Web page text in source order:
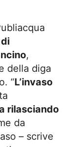
,
della diga
“L’invaso
rilasciando
da
– scrive